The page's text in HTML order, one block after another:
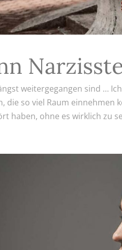
weitergegangen sind …
die so viel Raum
haben, ohne es wirklich zu